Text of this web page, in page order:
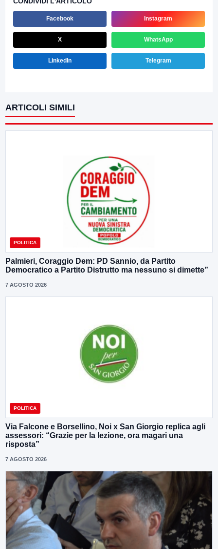
Facebook Instagram
X WhatsApp
LinkedIn Telegram
ARTICOLI SIMILI
POLITICA
Palmieri, Coraggio Dem: PD Sannio, da Partito
Democratico a Partito Distrutto ma nessuno si dimette”
7 AGOSTO 2026
POLITICA
Via Falcone e Borsellino, Noi x San Giorgio replica agli
assessori: “Grazie per la lezione, ora magari una
risposta”
7 AGOSTO 2026